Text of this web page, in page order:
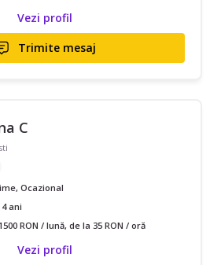
Vezi profil
Trimite mesaj
C
Ocazional
ani
RON / lună, de la 35 RON / oră
Vezi profil